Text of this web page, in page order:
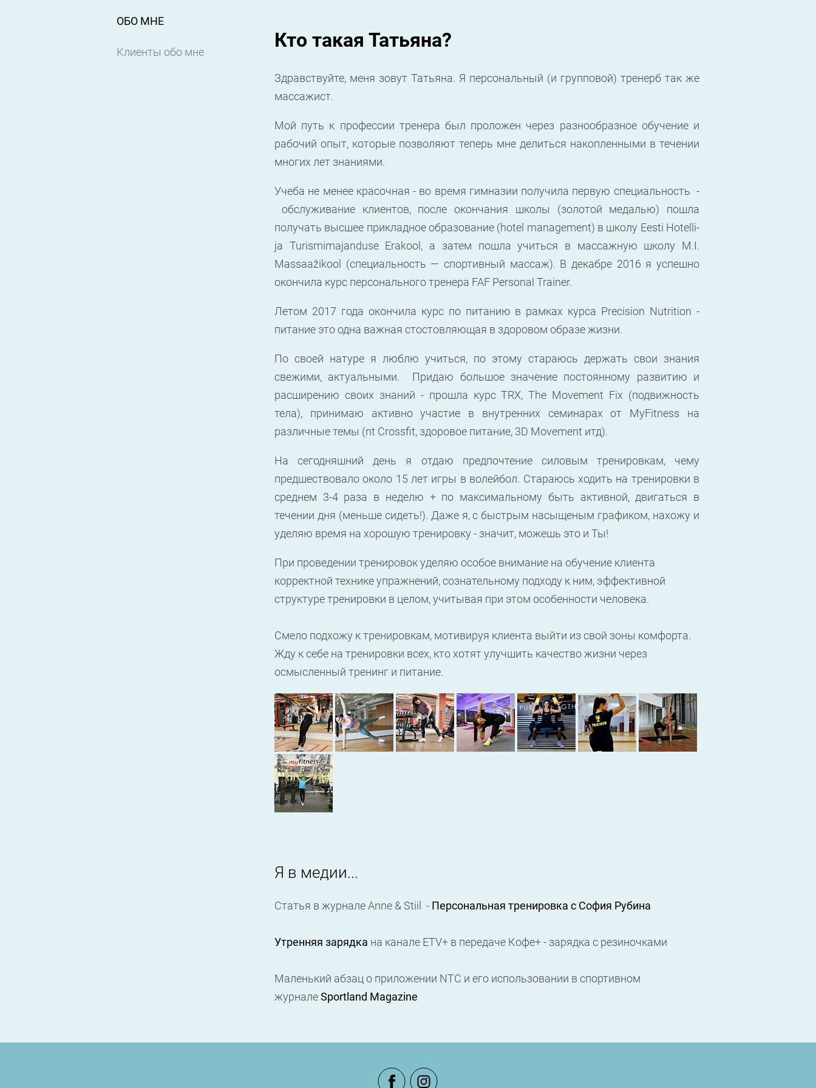
ОБО МНЕ
Клиенты обо мне
Кто такая Татьяна?
Здравствуйте, меня зовут Татьяна. Я персональный (и групповой) тренерб так же
массажист.
Мой путь к профессии тренера был проложен через разнообразное обучение и
рабочий опыт, которые позволяют теперь мне делиться накопленными в течении
многих лет знаниями.
Учеба не менее красочная - во время гимназии получила первую специальность -
обслуживание клиентов, после окончания школы (золотой медалью) пошла
получать высшее прикладное образование (hotel management) в школу Eesti Hotelli-
ja Turismimajanduse Erakool, а затем пошла учиться в массажную школу M.I.
Massaažikool (специальность — спортивный массаж). В декабре 2016 я успешно
окончила курс персонального тренера FAF Personal Trainer.
Летом 2017 года окончила курс по питанию в рамках курса Precision Nutrition -
питание это одна важная стостовляющая в здоровом образе жизни.
По своей натуре я люблю учиться, по этому стараюсь держать свои знания
свежими, актуальными. Придаю большое значение постоянному развитию и
расширению своих знаний - прошла курсTRX, The Movement Fix (подвижность
тела), принимаю активно участие в внутренних семинарах от MyFitness на
различные темы (nt Crossfit, здоровое питание, 3D Movement итд).
На сегодняшний день я отдаю предпочтение силовым тренировкам, чему
предшествовало около 15 лет игры в волейбол. Стараюсь ходить на тренировки в
среднем 3-4 раза в неделю + по максимальному быть активной, двигаться в
течении дня (меньше сидеть!). Даже я, с быстрым насыщеным графиком, нахожу и
уделяю время на хорошую тренировку - значит, можешь это и Ты!
При проведении тренировок уделяю особое внимание на обучение клиента
корректной технике упражнений, сознательному подходу к ним, эффективной
структуре тренировки в целом, учитывая при этом особенности человека.
Смело подхожу к тренировкам, мотивируя клиента выйти из свой зоны комфорта.
Жду к себе на тренировки всех, кто хотят улучшить качество жизни через
осмысленный тренинг и питание.
Я в медии...
Статья в журнале Anne & Stiil - Персональная тренировка с София Рубина
Утренняя зарядка на канале ETV+ в передаче Кофе+ - зарядка с резиночками
Маленький абзац о приложении NTC и его использовании в спортивном
журналеSportland Magazine